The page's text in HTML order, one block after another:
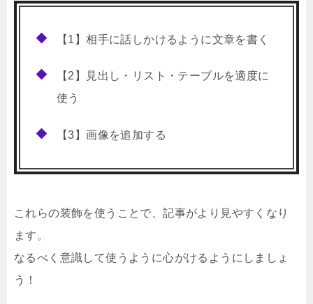
【1】相手に話しかけるように文章を書く
【2】見出し・リスト・テーブルを適度に
使う
【3】画像を追加する
これらの装飾を使うことで、記事がより見やすくなり
ます。
なるべく意識して使うように心がけるようにしましょ
う！